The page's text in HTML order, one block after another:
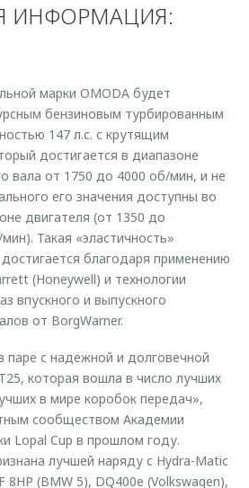
ИНФОРМАЦИЯ:
марки OMODA будет
бензиновым турбированным
147 л.с. с крутящим
достигается в диапазоне
вала от 1750 до 4000 об/мин, и не
его значения доступны во
двигателя (от 1350 до
Такая «эластичность»
благодаря применению
(Honeywell) и технологии
впускного и выпускного
от BorgWarner.
паре с надежной и долговечной
которая вошла в число лучших
в мире коробок передач»,
сообществом Академии
Lopal Cup в прошлом году.
лучшей наряду с Hydra-Matic
8HP (BMW 5), DQ400e (Volkswagen),